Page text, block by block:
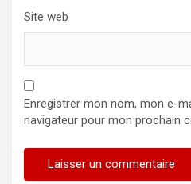
Site web
Enregistrer mon nom, mon e-
navigateur pour mon prochain